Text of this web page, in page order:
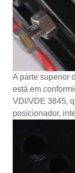
A parte superior
está em
VDI/VDE 3845,
posicionador,